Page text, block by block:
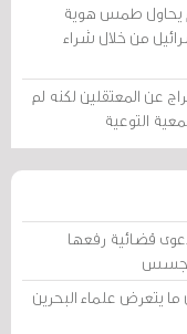
يحاول طمس هوية
من خلال شراء
عن المعتقلين لكنه لم
التوعية
قضائية رفعها
ما يتعرض علماء البحرين